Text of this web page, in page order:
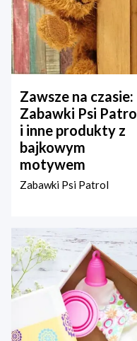
Zawsze na czasie:
Zabawki Psi Patrol
i inne produkty z
bajkowym
motywem
Zabawki Psi Patrol